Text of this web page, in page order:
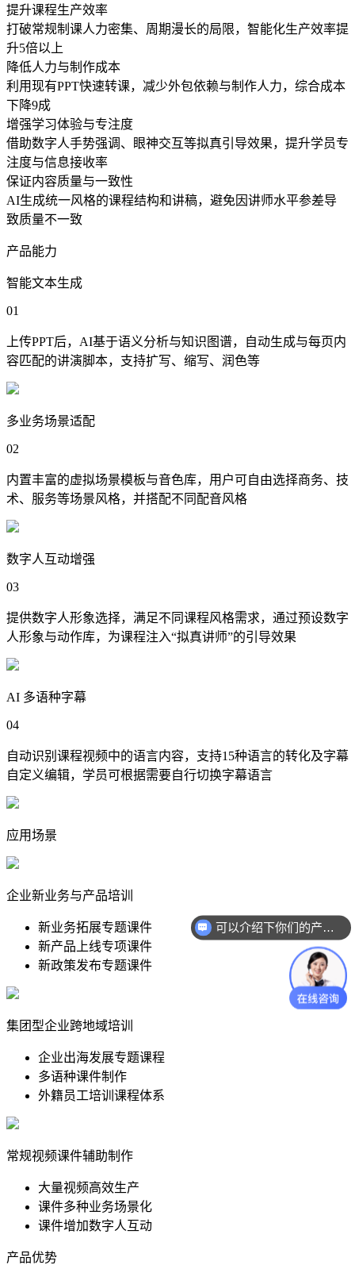
提升课程生产效率
打破常规制课人力密集、周期漫长的局限，智能化生产效率提
升5倍以上
降低人力与制作成本
利用现有PPT快速转课，减少外包依赖与制作人力，综合成本
下降9成
增强学习体验与专注度
借助数字人手势强调、眼神交互等拟真引导效果，提升学员专
注度与信息接收率
保证内容质量与一致性
AI生成统一风格的课程结构和讲稿，避免因讲师水平参差导
致质量不一致
产品能力
智能文本生成
01
上传PPT后，AI基于语义分析与知识图谱，自动生成与每页内
容匹配的讲演脚本，支持扩写、缩写、润色等
多业务场景适配
02
内置丰富的虚拟场景模板与音色库，用户可自由选择商务、技
术、服务等场景风格，并搭配不同配音风格
数字人互动增强
03
提供数字人形象选择，满足不同课程风格需求，通过预设数字
人形象与动作库，为课程注入“拟真讲师”的引导效果
AI 多语种字幕
04
自动识别课程视频中的语言内容，支持15种语言的转化及字幕
自定义编辑，学员可根据需要自行切换字幕语言
应用场景
企业新业务与产品培训
新业务拓展专题课件
新产品上线专项课件
新政策发布专题课件
集团型企业跨地域培训
企业出海发展专题课程
多语种课件制作
外籍员工培训课程体系
常规视频课件辅助制作
大量视频高效生产
课件多种业务场景化
课件增加数字人互动
产品优势
可以介绍下你们的产品么？